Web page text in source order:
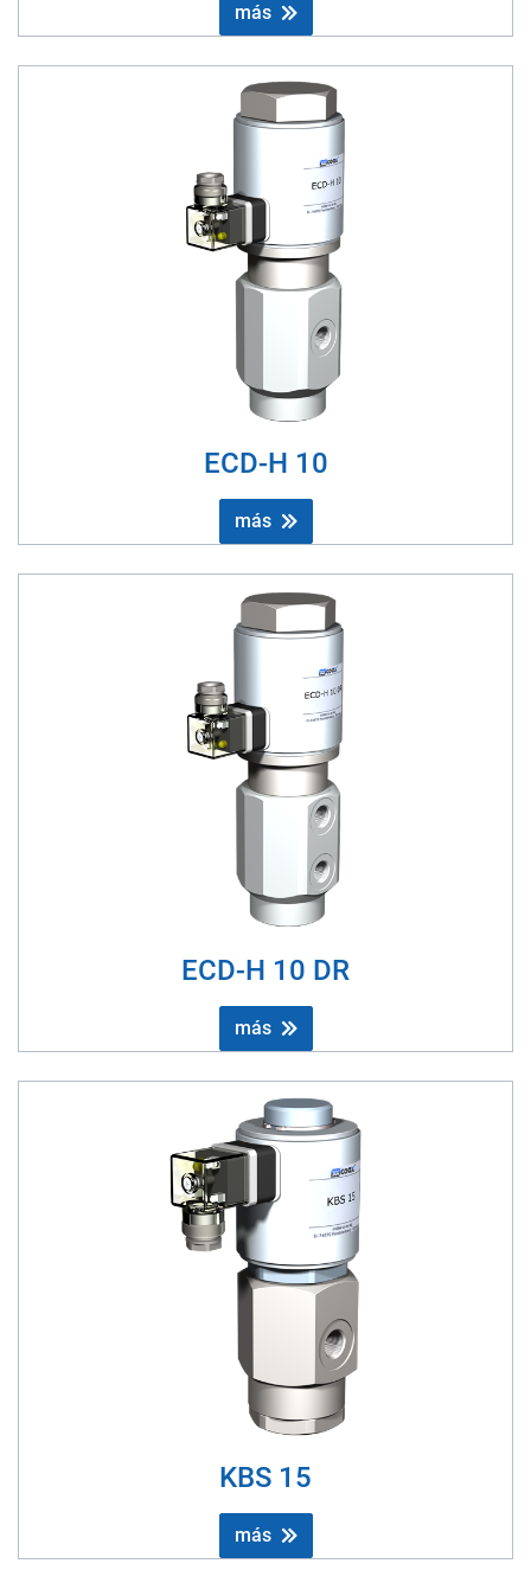
más
ECD-H 10
más
ECD-H 10 DR
más
KBS 15
más